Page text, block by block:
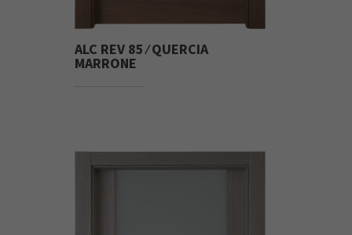
ALC REV 85 ⁄ QUERCIA
MARRONE